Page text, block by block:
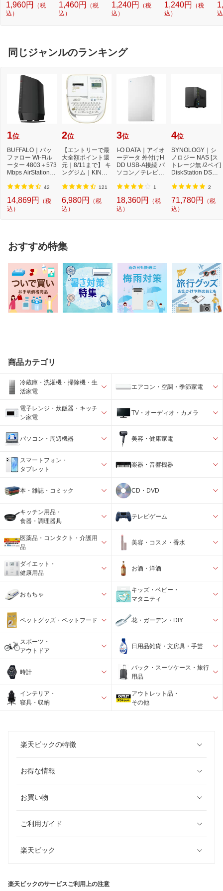
1,960円
（税
込）
1,460円
（税
込）
1,240円
（税
込）
1,240円
（税
込）
同じジャンルのランキング
1位
BUFFALO｜バッ
ファロー Wi-Fiル
ーター 4803＋573
Mbps AirStation
カ...
42
14,869円
（税
込）
2位
【エントリーで最
大全額ポイント還
元｜8/11まで】 キ
ングジム｜KING J
ル...
121
6,980円
（税
込）
3位
I-O DATA｜アイオ
ーデータ 外付けH
DD USB-A接続 パ
ソコン／テレビ録
「...
1
18,360円
（税
込）
4位
SYNOLOGY｜シ
ノロジー NAS [ス
トレージ無 /2ベイ]
DiskStation DS22
2
71,780円
（税
込）
おすすめ特集
商品カテゴリ
冷蔵庫・洗濯機・掃除機・生
活家電
エアコン・空調・季節家電
電子レンジ・炊飯器・キッチ
ン家電
TV・オーディオ・カメラ
パソコン・周辺機器 美容・健康家電
スマートフォン・
タブレット
楽器・音響機器
本・雑誌・コミック CD・DVD
キッチン用品・
食器・調理器具
テレビゲーム
医薬品・コンタクト・介護用
品
美容・コスメ・香水
ダイエット・
健康用品
お酒・洋酒
おもちゃ
キッズ・ベビー・
マタニティ
ペットグッズ・ペットフード 花・ガーデン・DIY
スポーツ・
アウトドア
日用品雑貨・文房具・手芸
時計
バック・スーツケース・旅行
用品
インテリア・
寝具・収納
アウトレット品・
その他
楽天ビックの特徴
お得な情報
お買い物
ご利用ガイド
楽天ビック
楽天ビックのサービスご利用上の注意